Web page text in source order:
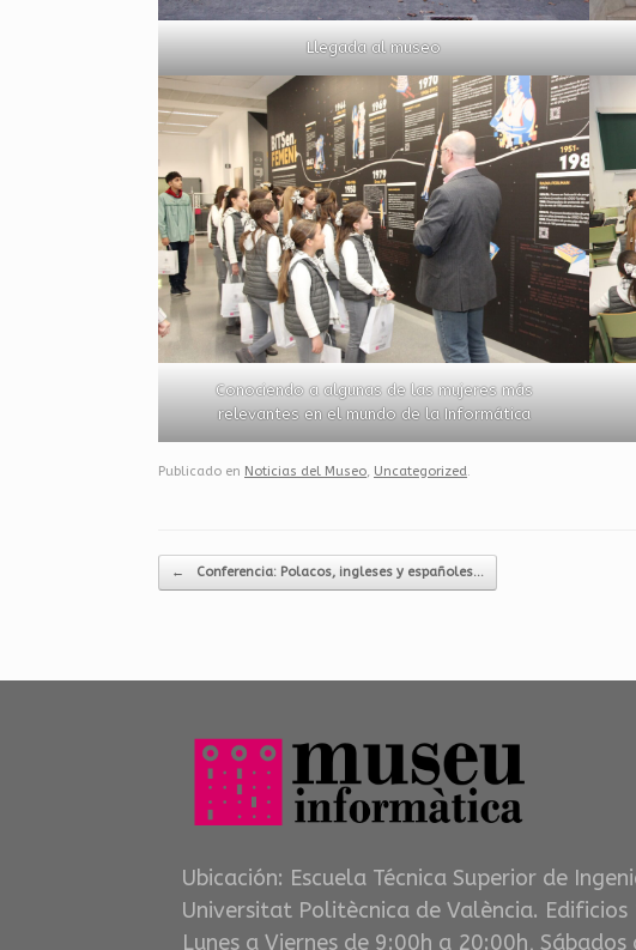
Llegada al museo
Conociendo a algunas de las mujeres más
relevantes en el mundo de la Informática
Publicado en Noticias del Museo, Uncategorized.
Navegador de artículos
← Conferencia: Polacos, ingleses y españoles…
Ubicación: Escuela Técnica Superior de
Universitat Politècnica de València. Edificios
Lunes a Viernes de 9:00h a 20:00h,